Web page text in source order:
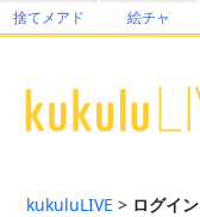
捨てメアド 絵チャ
kukuluLIVE > ログイン